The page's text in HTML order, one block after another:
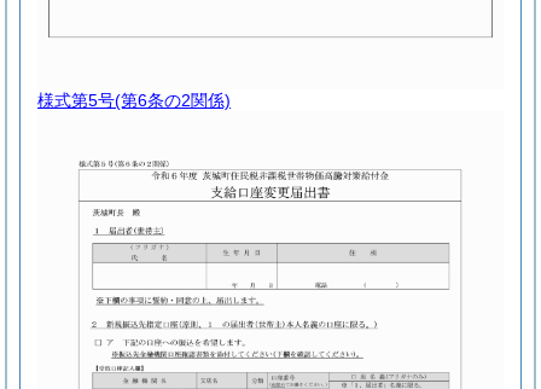
様式第5号(第6条の2関係)